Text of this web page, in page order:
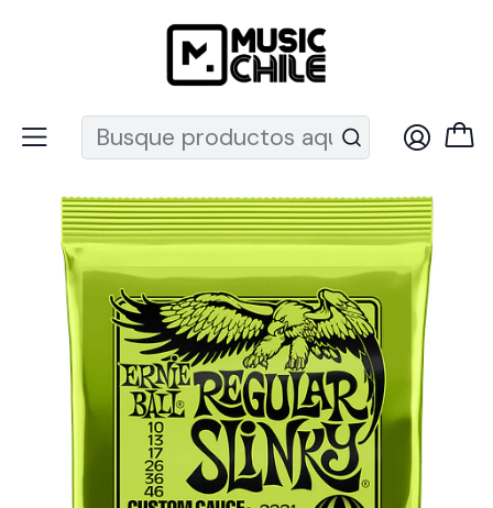
Recuerda que ahora nos puedes encontrar en el MUT
Instrumentos de Cuerda Guitarras
Set de cuerdas Ernie Ball Regular Slinky 10 – 46